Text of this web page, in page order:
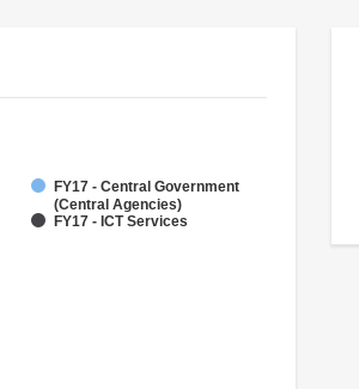
FY17 - Central Government
(Central Agencies)
FY17 - ICT Services